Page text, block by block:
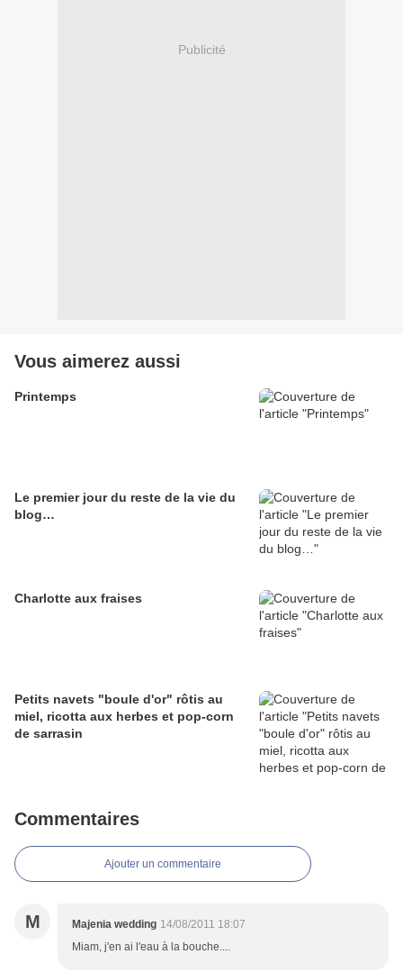
Publicité
Vous aimerez aussi
Printemps
Le premier jour du reste de la vie du
blog…
Charlotte aux fraises
Petits navets "boule d'or" rôtis au
miel, ricotta aux herbes et pop-corn
de sarrasin
Commentaires
Ajouter un commentaire
M Majenia wedding 14/08/2011 18:07
Miam, j'en ai l'eau à la bouche....